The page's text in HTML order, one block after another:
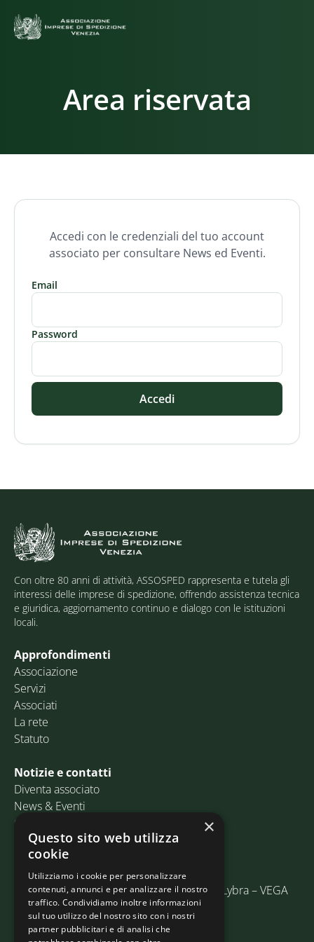
Area riservata
Accedi con le credenziali del tuo account
associato per consultare News ed Eventi.
Email
Password
Accedi
Con oltre 80 anni di attività, ASSOSPED rappresenta e tutela gli
interessi delle imprese di spedizione, offrendo assistenza tecnica
e giuridica, aggiornamento continuo e dialogo con le istituzioni
locali.
Approfondimenti
Associazione
Servizi
Associati
La rete
Statuto
Notizie e contatti
Diventa associato
News & Eventi
Contatti
Email:info@assosped.it
PEC: assospedvenezia@pec.fedespedi.it
Indirizzo: Via delle Industrie, 19/C Edificio Lybra – VEGA
30175 Marghera (VE)
×
Questo sito web utilizza
cookie
Utilizziamo i cookie per personalizzare
contenuti, annunci e per analizzare il nostro
traffico. Condividiamo inoltre informazioni
sul tuo utilizzo del nostro sito con i nostri
partner pubblicitari e di analisi che